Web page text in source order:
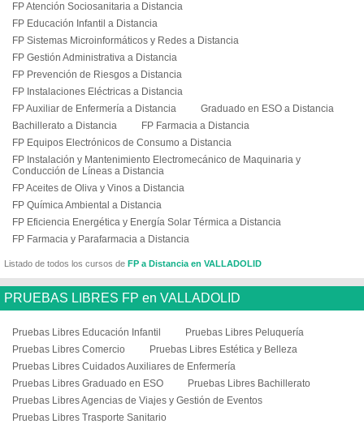
FP Atención Sociosanitaria a Distancia
FP Educación Infantil a Distancia
FP Sistemas Microinformáticos y Redes a Distancia
FP Gestión Administrativa a Distancia
FP Prevención de Riesgos a Distancia
FP Instalaciones Eléctricas a Distancia
FP Auxiliar de Enfermería a Distancia
Graduado en ESO a Distancia
Bachillerato a Distancia
FP Farmacia a Distancia
FP Equipos Electrónicos de Consumo a Distancia
FP Instalación y Mantenimiento Electromecánico de Maquinaria y
Conducción de Líneas a Distancia
FP Aceites de Oliva y Vinos a Distancia
FP Química Ambiental a Distancia
FP Eficiencia Energética y Energía Solar Térmica a Distancia
FP Farmacia y Parafarmacia a Distancia
Listado de todos los cursos de FP a Distancia en VALLADOLID
PRUEBAS LIBRES FP en VALLADOLID
Pruebas Libres Educación Infantil
Pruebas Libres Peluquería
Pruebas Libres Comercio
Pruebas Libres Estética y Belleza
Pruebas Libres Cuidados Auxiliares de Enfermería
Pruebas Libres Graduado en ESO
Pruebas Libres Bachillerato
Pruebas Libres Agencias de Viajes y Gestión de Eventos
Pruebas Libres Trasporte Sanitario